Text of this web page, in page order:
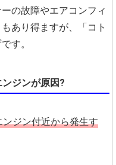
の故障やエアコンフィ
あり得ますが、「コト
す。
ジンが原因?
ジン付近から発生す